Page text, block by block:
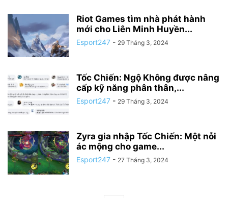
Riot Games tìm nhà phát hành
mới cho Liên Minh Huyền...
Esport247 - 29 Tháng 3, 2024
Tốc Chiến: Ngộ Không được nâng
cấp kỹ năng phân thân,...
Esport247 - 29 Tháng 3, 2024
Zyra gia nhập Tốc Chiến: Một nỗi
ác mộng cho game...
Esport247 - 27 Tháng 3, 2024